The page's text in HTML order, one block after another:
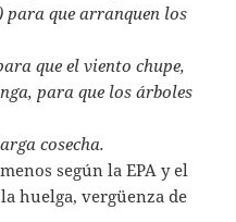
que arranquen los
que el viento chupe,
para que los árboles
cosecha.
según la EPA y el
huelga, vergüenza de